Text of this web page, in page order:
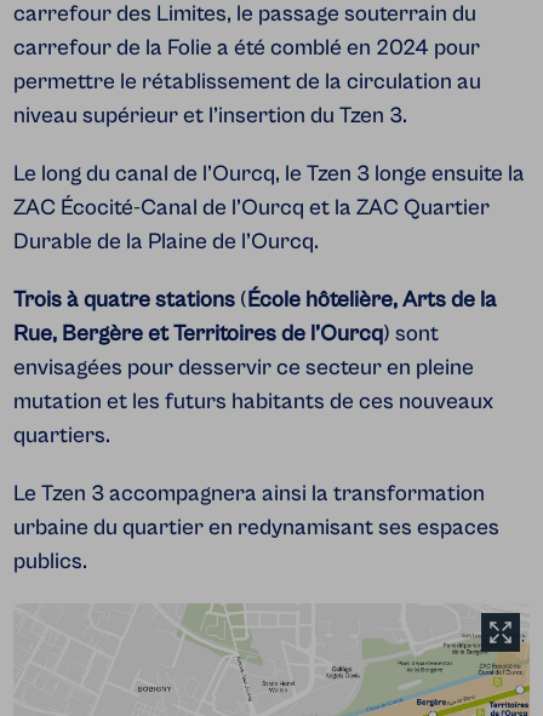
carrefour des Limites, le passage souterrain du
carrefour de la Folie a été comblé en 2024 pour
permettre le rétablissement de la circulation au
niveau supérieur et l’insertion du Tzen 3.
Le long du canal de l’Ourcq, le Tzen 3 longe ensuite la
ZAC Écocité-Canal de l’Ourcq et la ZAC Quartier
Durable de la Plaine de l’Ourcq.
Trois à quatre stations (École hôtelière, Arts de la
Rue, Bergère et Territoires de l’Ourcq) sont
envisagées pour desservirce secteur en pleine
mutation et les futurs habitants de ces nouveaux
quartiers.
Le Tzen 3 accompagnera ainsi la transformation
urbaine du quartier en redynamisant ses espaces
publics.